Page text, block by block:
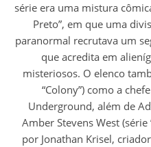
série era uma mistura
Preto”, em que uma
paranormal recrutava um
que acredita em
misteriosos. O elenco
“Colony”) como a
Underground, além de
Amber Stevens West
por Jonathan Krisel,